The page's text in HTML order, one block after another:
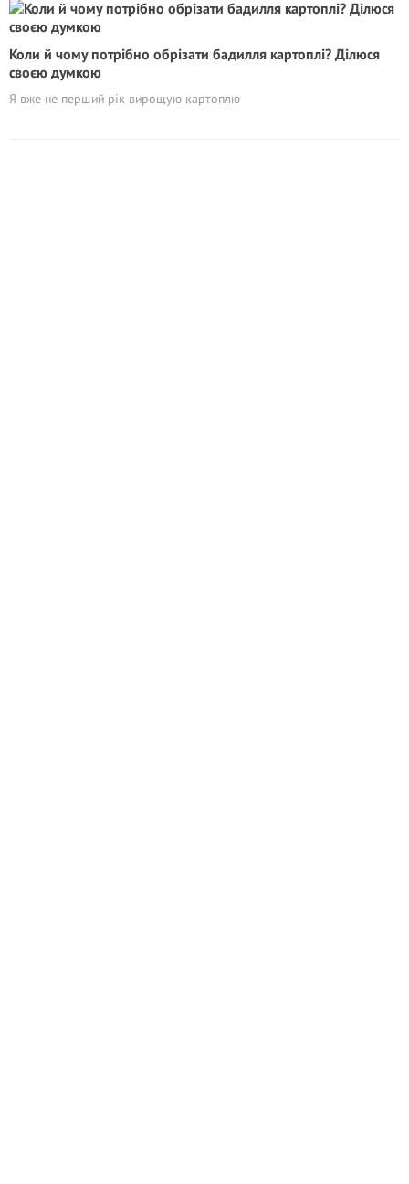
Коли й чому потрібно обрізати бадилля картоплі? Ділюся
своєю думкою
Я вже не перший рік вирощую картоплю